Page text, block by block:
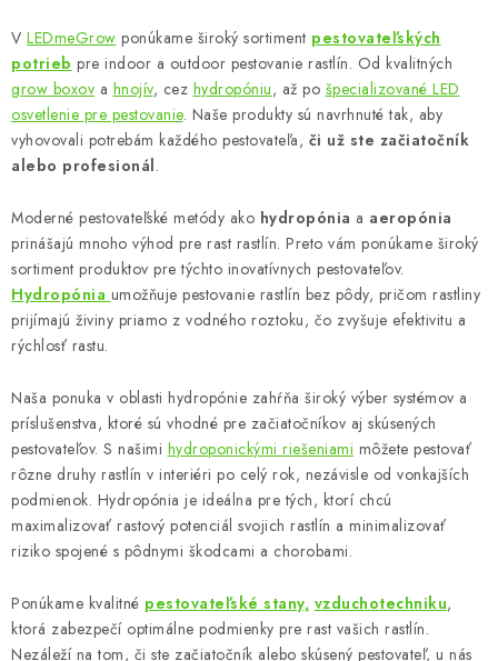
v
l
á
d
a
c
i
e
p
r
v
k
v
ý
p
i
s
u
V LEDmeGrow ponúkame široký sortiment pestovateľských
potrieb pre indoor a outdoor pestovanie rastlín. Od kvalitných
grow boxov a hnojív, cez hydropóniu, až po špecializované LED
osvetlenie pre pestovanie. Naše produkty sú navrhnuté tak, aby
vyhovovali potrebám každého pestovateľa, či už ste začiatočník
alebo profesionál.
Moderné pestovateľské metódy ako hydropónia a aeropónia
prinášajú mnoho výhod pre rast rastlín. Preto vám ponúkame široký
sortiment produktov pre týchto inovatívnych pestovateľov.
Hydropónia umožňuje pestovanie rastlín bez pôdy, pričom rastliny
prijímajú živiny priamo z vodného roztoku, čo zvyšuje efektivitu a
rýchlosť rastu.
Naša ponuka v oblasti hydropónie zahŕňa široký výber systémov a
príslušenstva, ktoré sú vhodné pre začiatočníkov aj skúsených
pestovateľov. S našimi hydroponickými riešeniami môžete pestovať
rôzne druhy rastlín v interiéri po celý rok, nezávisle od vonkajších
podmienok. Hydropónia je ideálna pre tých, ktorí chcú
maximalizovať rastový potenciál svojich rastlín a minimalizovať
riziko spojené s pôdnymi škodcami a chorobami.
Ponúkame kvalitné pestovateľské stany, vzduchotechniku,
ktorá zabezpečí optimálne podmienky pre rast vašich rastlín.
Nezáleží na tom, či ste začiatočník alebo skúsený pestovateľ, u nás